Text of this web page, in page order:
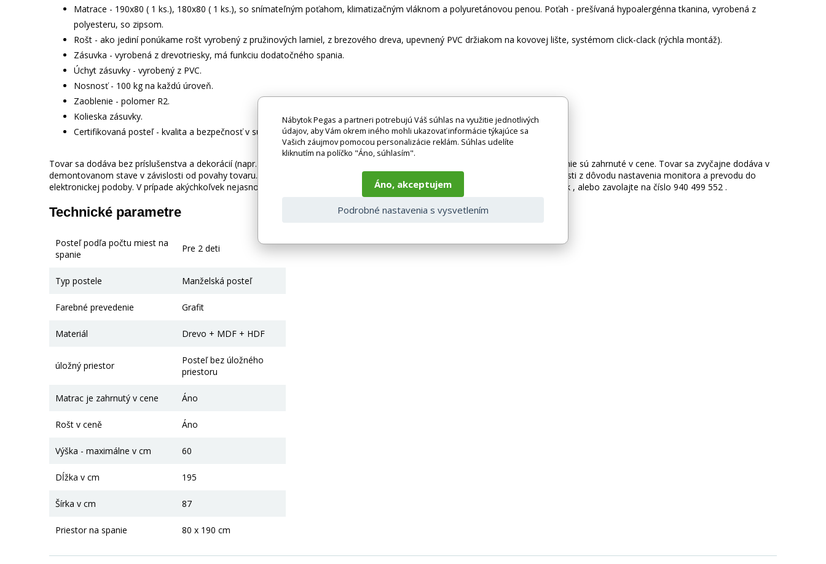
Matrace - 190x80 ( 1 ks.), 180x80 ( 1 ks.), so snímateľným poťahom, klimatizačným vláknom a polyuretánovou penou. Poťah - prešívaná hypoalergénna tkanina, vyrobená z
polyesteru, so zipsom.
Rošt - ako jediní ponúkame rošt vyrobený z pružinových lamiel, z brezového dreva, upevnený PVC držiakom na kovovej lište, systémom click-clack (rýchla montáž).
Zásuvka - vyrobená z drevotriesky, má funkciu dodatočného spania.
Úchyt zásuvky - vyrobený z PVC.
Nosnosť - 100 kg na každú úroveň.
Zaoblenie - polomer R2.
Kolieska zásuvky.
Certifikovaná posteľ - kvalita a bezpečnosť v súlade s normami TUV.
Tovar sa dodáva bez príslušenstva a dekorácií (napr. textilných doplnkov, spotrebičov, vodovodných batérií, matracov atď.), preto nie sú zahrnuté v cene. Tovar sa zvyčajne dodáva v
demontovanom stave v závislosti od povahy tovaru. Fotografie môžu byť ilustračné a farba výrobku nemusí zodpovedať skutočnosti z dôvodu nastavenia monitora a prevodu do
elektronickej podoby. V prípade akýchkoľvek nejasností alebo otázok kontaktujte naše klientske centrum: pegas@nabytok-pegas.sk , alebo zavolajte na číslo 940 499 552 .
Technické parametre
Posteľ podľa počtu miest na
spanie
Pre 2 deti
Typ postele Manželská posteľ
Farebné prevedenie Grafit
Materiál Drevo + MDF + HDF
úložný priestor
Posteľ bez úložného
priestoru
Matrac je zahrnutý v cene Áno
Rošt v ceně Áno
Výška - maximálne v cm 60
Dĺžka v cm 195
Šírka v cm 87
Priestor na spanie 80 x 190 cm
Nábytok Pegas a partneri potrebujú Váš súhlas na využitie jednotlivých
údajov, aby Vám okrem iného mohli ukazovať informácie týkajúce sa
Vašich záujmov pomocou personalizácie reklám. Súhlas udelíte
kliknutím na políčko "Áno, súhlasím".
Áno, akceptujem
Podrobné nastavenia s vysvetlením